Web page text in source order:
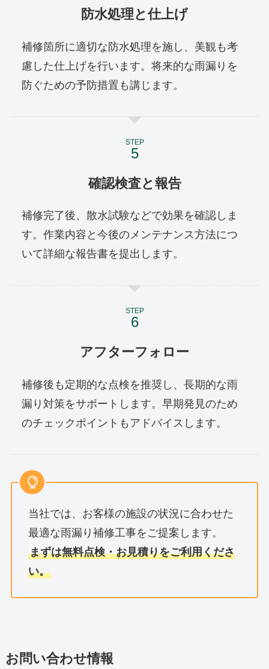
防水処理と仕上げ
補修箇所に適切な防水処理を施し、美観も考
慮した仕上げを行います。将来的な雨漏りを
防ぐための予防措置も講じます。
STEP
確認検査と報告
補修完了後、散水試験などで効果を確認しま
す。作業内容と今後のメンテナンス方法につ
いて詳細な報告書を提出します。
STEP
アフターフォロー
補修後も定期的な点検を推奨し、長期的な雨
漏り対策をサポートします。早期発見のため
のチェックポイントもアドバイスします。
当社では、お客様の施設の状況に合わせた
最適な雨漏り補修工事をご提案します。
まずは無料点検・お見積りをご利用くださ
い。
お問い合わせ情報